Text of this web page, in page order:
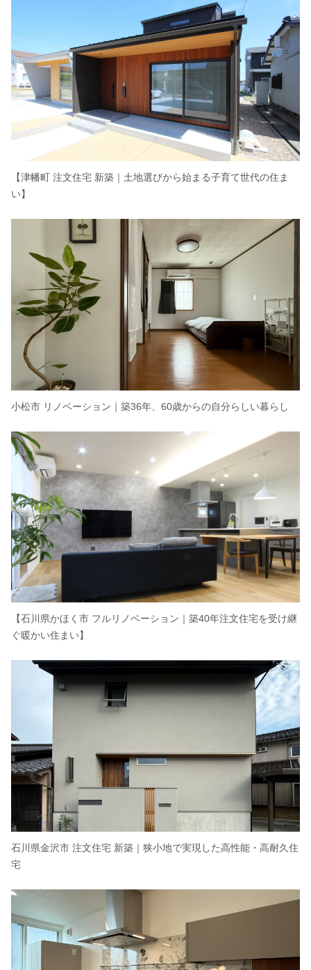
【津幡町 注文住宅 新築｜土地選びから始まる子育て世代の住ま
い】
小松市 リノベーション｜築36年、60歳からの自分らしい暮らし
【石川県かほく市 フルリノベーション｜築40年注文住宅を受け継
ぐ暖かい住まい】
石川県金沢市 注文住宅 新築｜狭小地で実現した高性能・高耐久住
宅